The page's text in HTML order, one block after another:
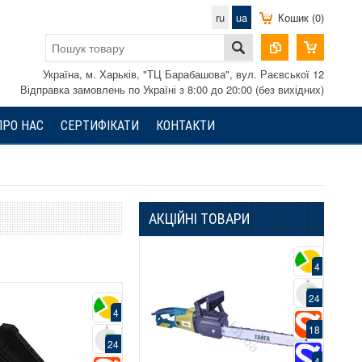
Кошик (0)
ru ua
Україна, м. Харьків, "ТЦ Барабашова", вул. Раєвської 12
Відправка замовлень по Україні з 8:00 до 20:00 (без вихідних)
НАС СЕРТИФІКАТИ КОНТАКТИ
4
24
АКЦІЙНІ ТОВАРИ
18
Гарантія 24 м
Безкоштовна
доставка
ПДВ